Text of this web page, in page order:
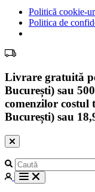
Politică cookie-
Politica de
Livrare gratuită
București) sau
comenzilor costul
București) sau